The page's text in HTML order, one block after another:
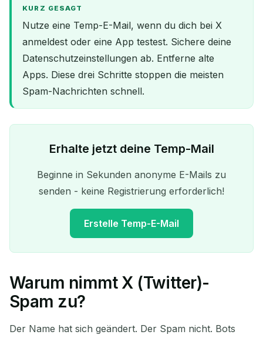
KURZ GESAGT
Nutze eine Temp-E-Mail, wenn du dich bei X
anmeldest oder eine App testest. Sichere deine
Datenschutzeinstellungen ab. Entferne alte
Apps. Diese drei Schritte stoppen die meisten
Spam-Nachrichten schnell.
Erhalte jetzt deine Temp-Mail
Beginne in Sekunden anonyme E-Mails zu
senden - keine Registrierung erforderlich!
Erstelle Temp-E-Mail
Ihre temporäre E-Mail-
Warum nimmt X (Twitter)-
Spam zu?
Der Name hat sich geändert. Der Spam nicht. Bots